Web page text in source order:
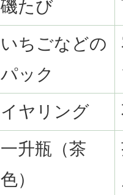
磯たび
いちごなどの
パック
イヤリング
一升瓶（茶
色）